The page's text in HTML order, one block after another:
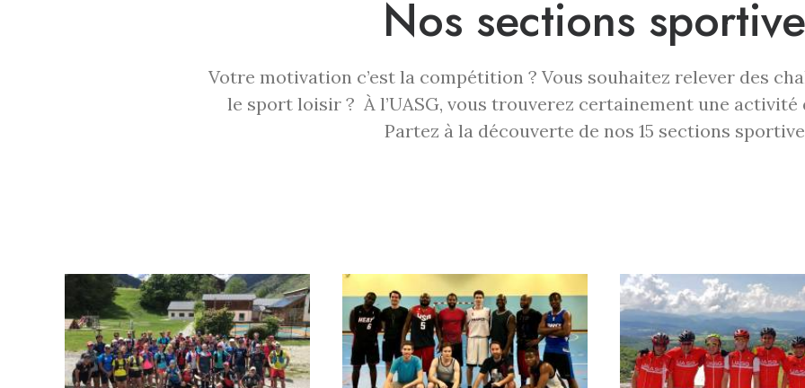
Nos sections
Votre motivation c’est la compétition ? Vous souhaitez relever des
le sport loisir ? À l’UASG, vous trouverez certainement une
Partez à la découverte de nos 15 sections